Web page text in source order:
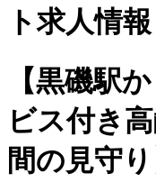
ト求人情報
【黒磯駅
ビス付き
間の見守